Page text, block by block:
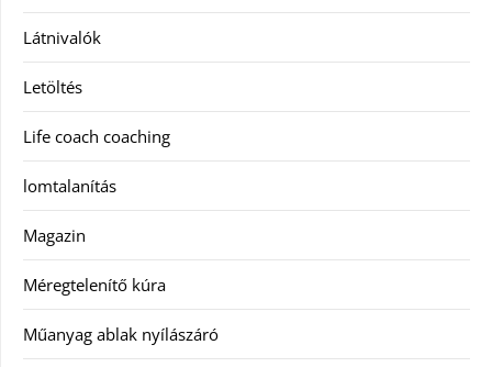
Látnivalók
Letöltés
Life coach coaching
lomtalanítás
Magazin
Méregtelenítő kúra
Műanyag ablak nyílászáró